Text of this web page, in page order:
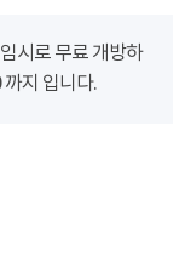
시로 무료 개방하
지 입니다.